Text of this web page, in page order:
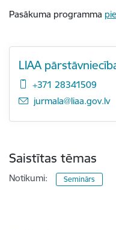
Pasākuma programma
LIAA
+371 28341509
E-pasts:
jurmala@liaa.gov.lv
Saistītas tēmas
Notikumi: Seminārs